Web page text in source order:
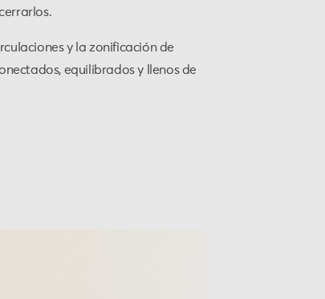
y la zonificación de
equilibrados y llenos de